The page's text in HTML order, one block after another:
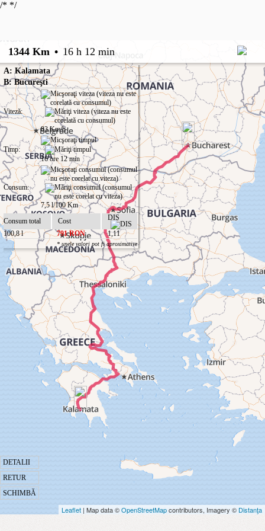
/* */
1344 Km • 16 h 12 min
DETALII
RETUR
SCHIMBĂ
A: Kalamata
B: Bucureşti
Viteză:
83 Km/h
Timp:
16 ore 12 min
Consum:
7,5 l/100 Km
Consum total
Cost
DIS
100,8 l
791 RON 1,11
* unele valori pot fi aproximative